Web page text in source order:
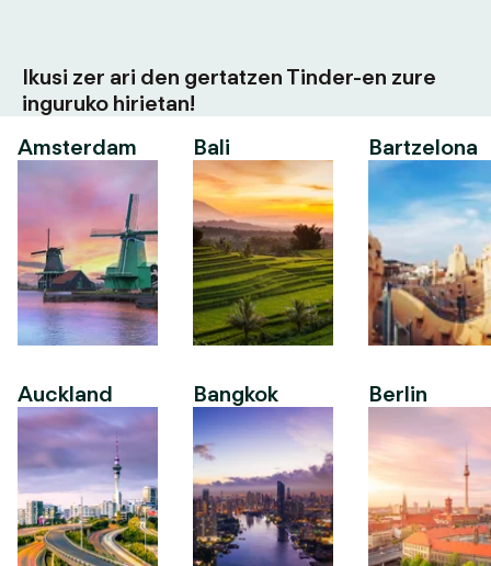
Ikusi zer ari den gertatzen Tinder-en zure
inguruko hirietan!
Amsterdam
Auckland
Bali
Bangkok
Bartzelona
Berlin